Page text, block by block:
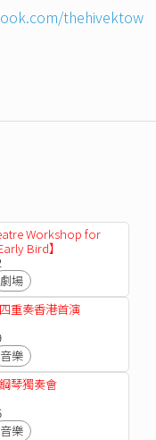
thehivektow
Workshop for
Bird】
劇場
重奏香港首演
音樂
琴獨奏會
音樂